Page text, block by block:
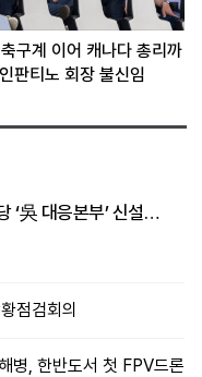
구계 이어 캐나다 총리까
판티노 회장 불신임
‘吳 대응본부’ 신설…
점검회의
병, 한반도서 첫 FPV드론